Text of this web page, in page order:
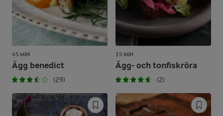
45 MIN
Ägg benedict
(29)
15 MIN
Ägg- och tonfiskröra
(2)